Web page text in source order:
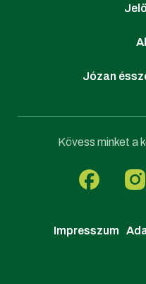
Józan
Kövess minket a
Impresszum